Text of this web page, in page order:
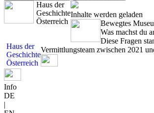
Haus der
Geschichte
Österreich
Inhalte werden geladen
Haus der
Geschichte
Österreich
Bewegtes
Was machst du
Diese Fragen
Vermittlungsteam zwischen 2021
Info
DE
|